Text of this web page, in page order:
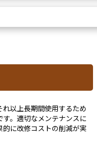
以上長期間使用するため
。適切なメンテナンスに
的に改修コストの削減が実